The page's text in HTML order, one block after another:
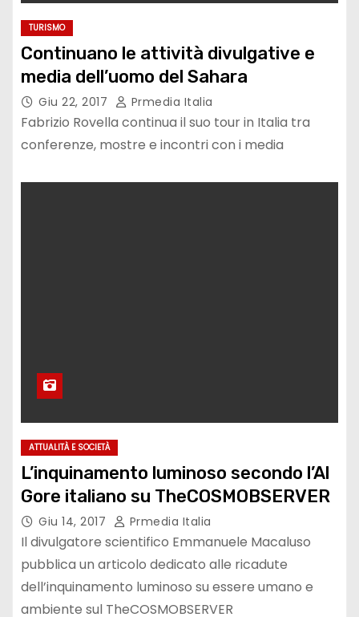
TURISMO
Continuano le attività divulgative e
media dell’uomo del Sahara
Giu 22, 2017 Prmedia Italia
Fabrizio Rovella continua il suo tour in Italia tra
conferenze, mostre e incontri con i media
ATTUALITÀ E SOCIETÀ
L’inquinamento luminoso secondo l’Al
Gore italiano su TheCOSMOBSERVER
Giu 14, 2017 Prmedia Italia
Il divulgatore scientifico Emmanuele Macaluso
pubblica un articolo dedicato alle ricadute
dell’inquinamento luminoso su essere umano e
ambiente sul TheCOSMOBSERVER